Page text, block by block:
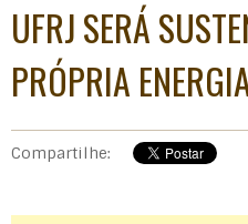
UFRJ SERÁ
PRÓPRIA
Compartilhe: